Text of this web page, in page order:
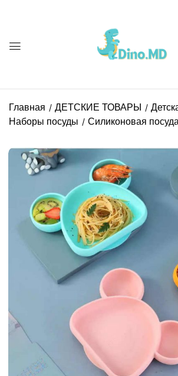
Главная ДЕТСКИЕ ТОВАРЫ
Наборы посуды
Силиконовая